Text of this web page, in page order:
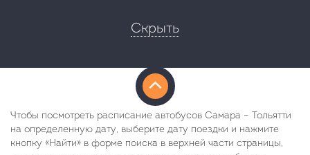
Скрыть
Чтобы посмотреть расписание автобусов Самара – Тольятти
на определенную дату, выберите дату поездки и нажмите
кнопку «Найти» в форме поиска в верхней части страницы,